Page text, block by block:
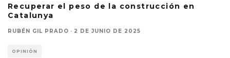
Recuperar el peso de la construcción en
Catalunya
RUBÉN GIL PRADO · 2 DE JUNIO DE 2025
OPINIÓN